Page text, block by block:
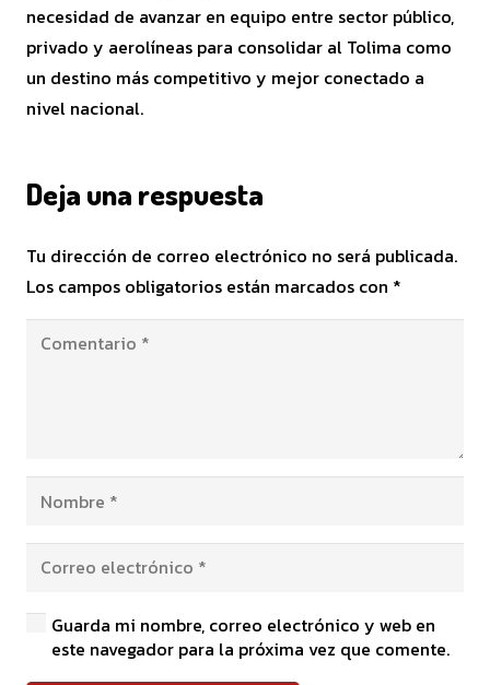
necesidad de avanzar en equipo entre sector público,
privado y aerolíneas para consolidar al Tolima como
un destino más competitivo y mejor conectado a
nivel nacional.
Deja una respuesta
Tu dirección de correo electrónico no será publicada.
Los campos obligatorios están marcados con *
Guarda mi nombre, correo electrónico y web en
este navegador para la próxima vez que comente.